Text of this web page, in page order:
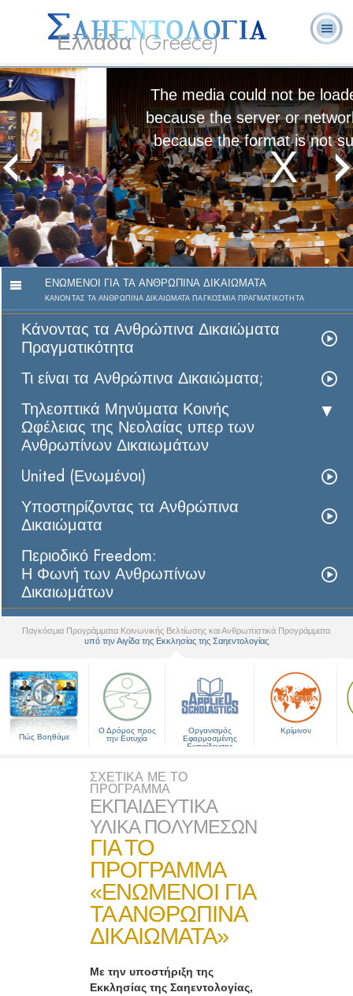
Ελλάδα (Greece)
Λ. Ρον
Χάμπαρντ
Τι είναι η
Σαηεντολογία;
The media could not be loaded, either
because the server or network failed or
because the format is not supported.
Κάνοντας τα Ανθρώπινα
Δικαιώματα Πραγματικότητα
Δείτε το Βίντεο
ΕΝΩΜΕΝΟΙ ΓΙΑ ΤΑ ΑΝΘΡΩΠΙΝΑ ΔΙΚΑΙΩΜΑΤΑ
ΚΑΝΟΝΤΑΣ ΤΑ ΑΝΘΡΩΠΙΝΑ ΔΙΚΑΙΩΜΑΤΑ ΠΑΓΚΟΣΜΙΑ ΠΡΑΓΜΑΤΙΚΟΤΗΤΑ
Κάνοντας τα Ανθρώπινα Δικαιώματα
Πραγματικότητα
Τι είναι τα Ανθρώπινα Δικαιώματα;
Τηλεοπτικά Μηνύματα Κοινής
Ωφέλειας της Νεολαίας υπερ των
Ανθρωπίνων Δικαιωμάτων
United (Ενωμένοι)
Υποστηρίζοντας τα Ανθρώπινα
Δικαιώματα
Περιοδικό Freedom:
Η Φωνή των Ανθρωπίνων
Δικαιωμάτων
Παγκόσμια Προγράμματα Κοινωνικής Βελτίωσης και Ανθρωπιστικά Προγράμματα
υπό την Αιγίδα της Εκκλησίας της Σαηεντολογίας
Πώς Βοηθάμε
Ο Δρόμος προς
την Ευτυχία
Οργανισμός
Εφαρμοσμένης
Εκπαίδευσης
Κρίμινον
ΣΧΕΤΙΚΑ ΜΕ ΤΟ
ΠΡΟΓΡΑΜΜΑ
ΕΚΠΑΙΔΕΥΤΙΚΑ
ΥΛΙΚΑ ΠΟΛΥΜΕΣΩΝ
ΓΙΑ ΤΟ
ΠΡΟΓΡΑΜΜΑ
«ΕΝΩΜΕΝΟΙ ΓΙΑ
ΤΑ ΑΝΘΡΩΠΙΝΑ
ΔΙΚΑΙΩΜΑΤΑ»
Με την υποστήριξη της
Εκκλησίας της Σαηεντολογίας,